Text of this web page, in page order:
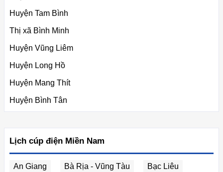
Huyện Tam Bình
Thị xã Bình Minh
Huyện Vũng Liêm
Huyện Long Hồ
Huyện Mang Thít
Huyện Bình Tân
Lịch cúp điện Miền Nam
An Giang Bà Rịa - Vũng Tàu Bạc Liêu